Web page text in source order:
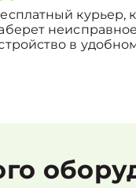
курьер,
неисправное
в